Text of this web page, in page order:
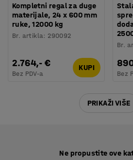
Kompletni regal za duge
materijale, 24 x 600 mm
ruke, 12000 kg
Br. artikla: 290092
2.764,- €
Bez PDV-a
KUPI
Br.
Bez
PRIKAŽI VIŠE
Ne propustite ove